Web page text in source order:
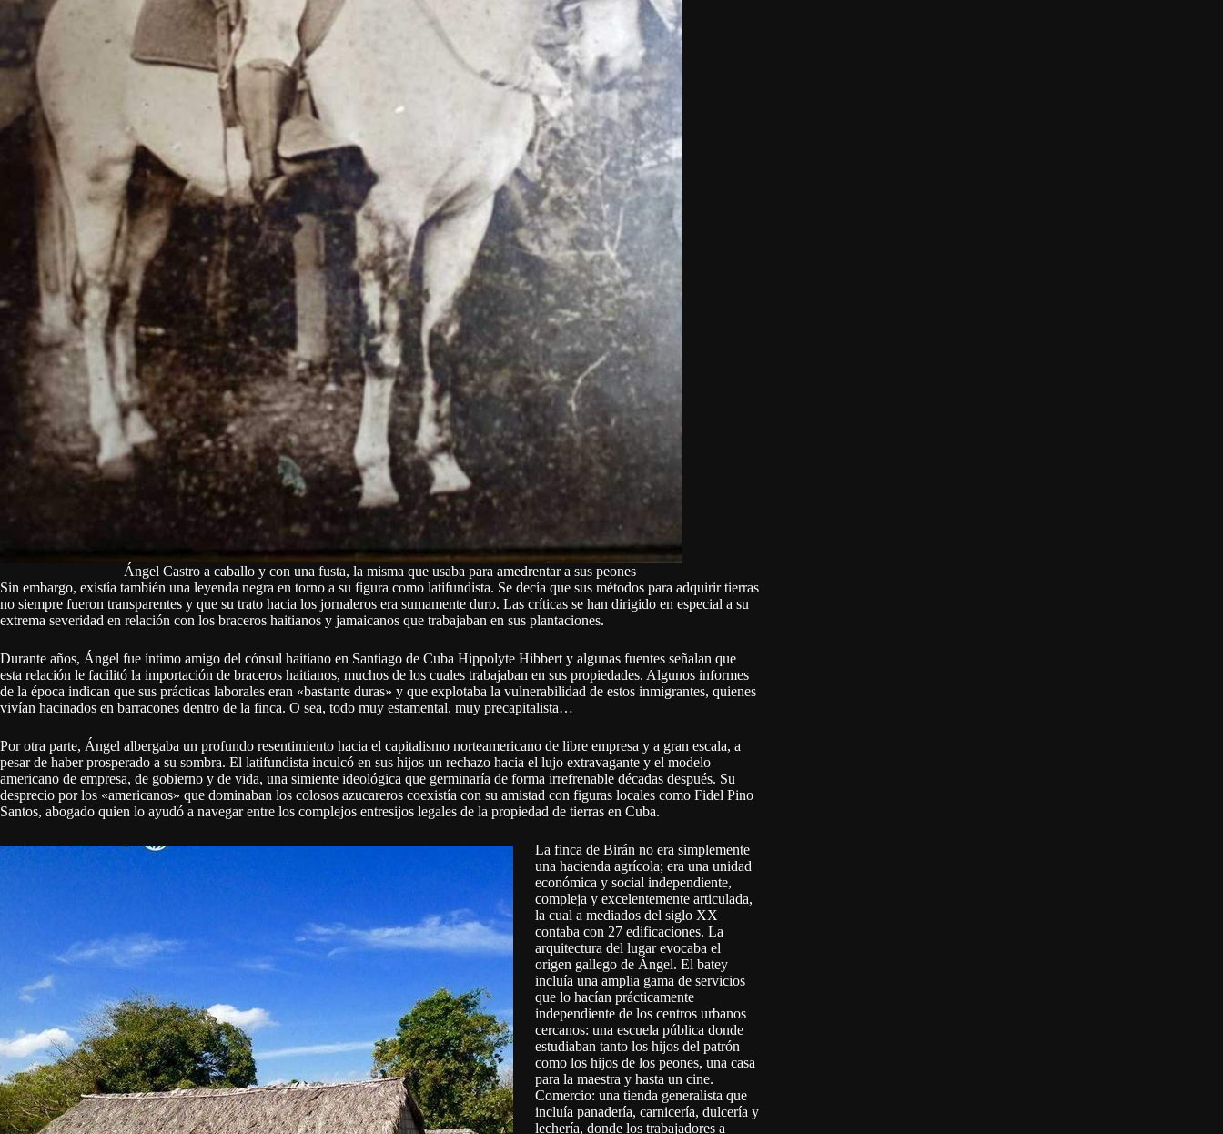
Ángel Castro a caballo y con una fusta, la misma que usaba para amedrentar a sus peones
Sin embargo, existía también una leyenda negra en torno a su figura como latifundista. Se decía que sus métodos para adquirir tierras
no siempre fueron transparentes y que su trato hacia los jornaleros era sumamente duro. Las críticas se han dirigido en especial a su
extrema severidad en relación con los braceros haitianos y jamaicanos que trabajaban en sus plantaciones.
Durante años, Ángel fue íntimo amigo del cónsul haitiano en Santiago de Cuba Hippolyte Hibbert y algunas fuentes señalan que
esta relación le facilitó la importación de braceros haitianos, muchos de los cuales trabajaban en sus propiedades. Algunos informes
de la época indican que sus prácticas laborales eran «bastante duras» y que explotaba la vulnerabilidad de estos inmigrantes, quienes
vivían hacinados en barracones dentro de la finca. O sea, todo muy estamental, muy precapitalista…
Por otra parte, Ángel albergaba un profundo resentimiento hacia el capitalismo norteamericano de libre empresa y a gran escala, a
pesar de haber prosperado a su sombra. El latifundista inculcó en sus hijos un rechazo hacia el lujo extravagante y el modelo
americano de empresa, de gobierno y de vida, una simiente ideológica que germinaría de forma irrefrenable décadas después. Su
desprecio por los «americanos» que dominaban los colosos azucareros coexistía con su amistad con figuras locales como Fidel Pino
Santos, abogado quien lo ayudó a navegar entre los complejos entresijos legales de la propiedad de tierras en Cuba.
La finca de Birán no era simplemente
una hacienda agrícola; era una unidad
económica y social independiente,
compleja y excelentemente articulada,
la cual a mediados del siglo XX
contaba con 27 edificaciones. La
arquitectura del lugar evocaba el
origen gallego de Ángel. El batey
incluía una amplia gama de servicios
que lo hacían prácticamente
independiente de los centros urbanos
cercanos: una escuela pública donde
estudiaban tanto los hijos del patrón
como los hijos de los peones, una casa
para la maestra y hasta un cine.
Comercio: una tienda generalista que
incluía panadería, carnicería, dulcería y
lechería, donde los trabajadores a